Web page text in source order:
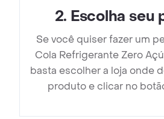
2. Escolha seu
Se você quiser fazer um
Cola Refrigerante Zero
basta escolher a loja onde
produto e clicar no